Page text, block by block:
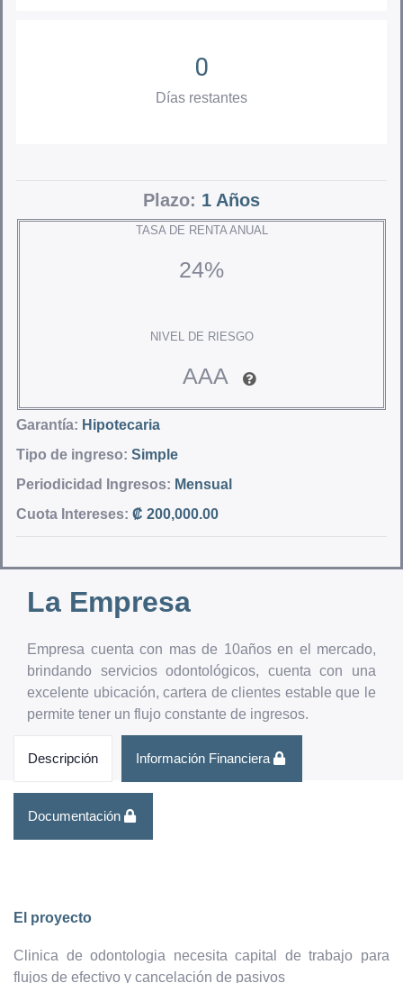
0
Días restantes
Plazo: 1 Años
TASA DE RENTA ANUAL
24%
NIVEL DE RIESGO
AAA
Garantía: Hipotecaria
Tipo de ingreso: Simple
Periodicidad Ingresos: Mensual
Cuota Intereses: ₡ 200,000.00
La Empresa
Empresa cuenta con mas de 10años en el mercado,
brindando servicios odontológicos, cuenta con una
excelente ubicación, cartera de clientes estable que le
permite tener un flujo constante de ingresos.
Descripción Información Financiera
Documentación
El proyecto
Clinica de odontologia necesita capital de trabajo para
flujos de efectivo y cancelación de pasivos